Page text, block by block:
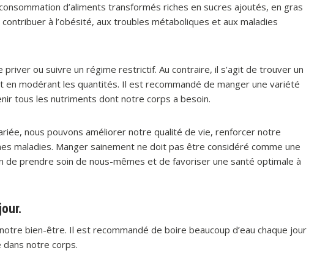
d’aliments transformés riches en sucres ajoutés, en gras
à l’obésité, aux troubles métaboliques et aux maladies
priver ou suivre un régime restrictif. Au contraire, il s’agit de trouver un
en modérant les quantités. Il est recommandé de manger une variété
tous les nutriments dont notre corps a besoin.
nous pouvons améliorer notre qualité de vie, renforcer notre
maladies. Manger sainement ne doit pas être considéré comme une
de prendre soin de nous-mêmes et de favoriser une santé optimale à
bien-être. Il est recommandé de boire beaucoup d’eau chaque jour
dans notre corps.